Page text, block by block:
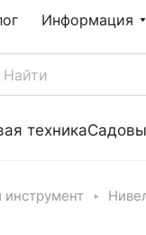
Информация
техника